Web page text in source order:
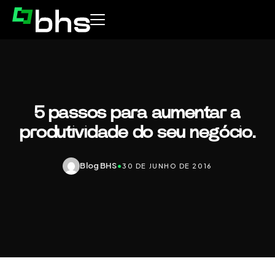
5 passos para aumentar a
produtividade do seu negócio.
Blog BHS•30 DE JUNHO DE 2016